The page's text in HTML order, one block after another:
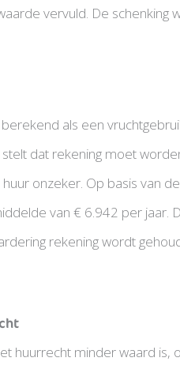
vervuld. De
als een
dat rekening moet
onzeker. Op basis van
van € 6.942 per jaar.
rekening wordt
huurrecht minder waard is,